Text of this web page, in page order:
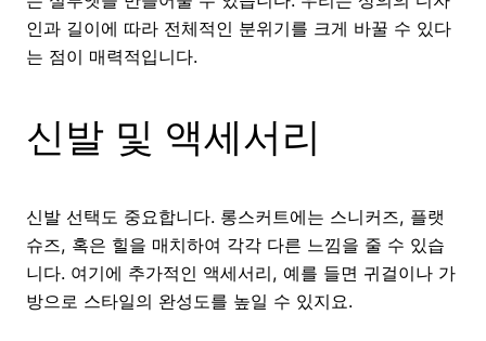
인과 길이에 따라 전체적인 분위기를 크게 바꿀 수 있다
는 점이 매력적입니다.
신발 및 액세서리
신발 선택도 중요합니다. 롱스커트에는 스니커즈, 플랫
슈즈, 혹은 힐을 매치하여 각각 다른 느낌을 줄 수 있습
니다. 여기에 추가적인 액세서리, 예를 들면 귀걸이나 가
방으로 스타일의 완성도를 높일 수 있지요.